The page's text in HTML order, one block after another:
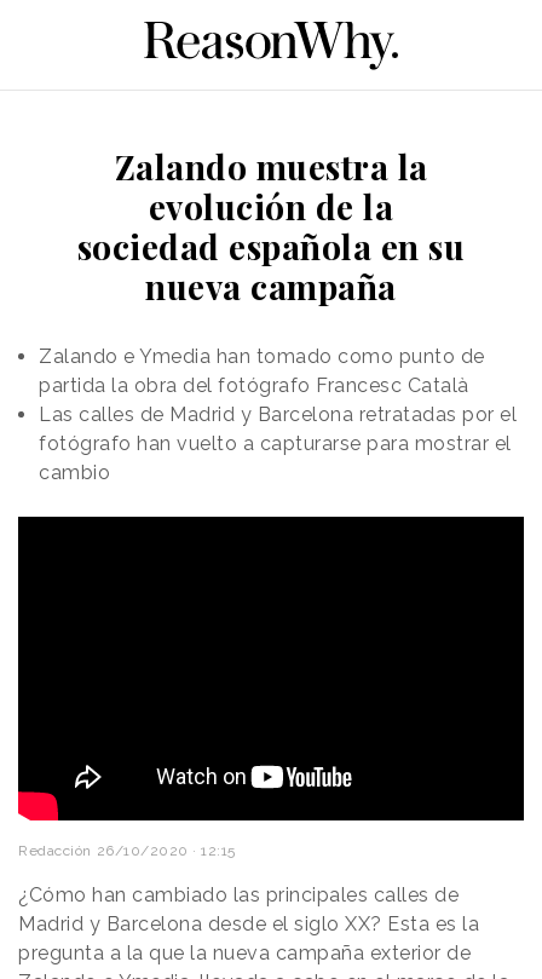
Zalando muestra la
evolución de la
sociedad española en su
nueva campaña
Zalando e Ymedia han tomado como punto de
partida la obra del fotógrafo Francesc Català
Las calles de Madrid y Barcelona retratadas por el
fotógrafo han vuelto a capturarse para mostrar el
cambio
Redacción 26/10/2020 · 12:15
¿Cómo han cambiado las principales calles de
Madrid y Barcelona desde el siglo XX? Esta es la
pregunta a la que la nueva campaña exterior de